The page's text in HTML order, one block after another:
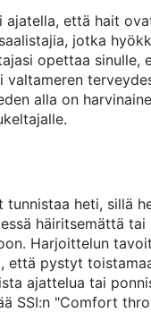
ajatella, että hait
jotka
opettaa sinulle,
valtameren
alla on
tunnistaa heti, sillä
häiritsemättä tai
Harjoittelun
että pystyt
ajattelua tai
SSI:n "Comfort